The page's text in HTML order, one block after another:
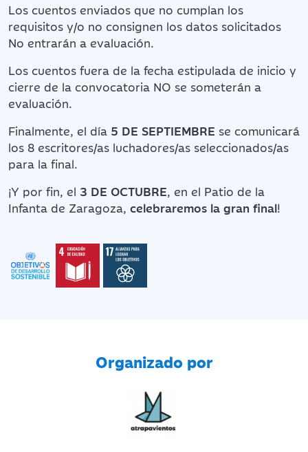
Los cuentos enviados que no cumplan los
requisitos y/o no consignen los datos solicitados
No entrarán a evaluación.
Los cuentos fuera de la fecha estipulada de inicio y
cierre de la convocatoria NO se someterán a
evaluación.
Finalmente, el día 5 DE SEPTIEMBRE se comunicará
los 8 escritores/as luchadores/as seleccionados/as
para la final.
¡Y por fin, el 3 DE OCTUBRE, en el Patio de la
Infanta de Zaragoza, celebraremos la gran final!
Organizado por